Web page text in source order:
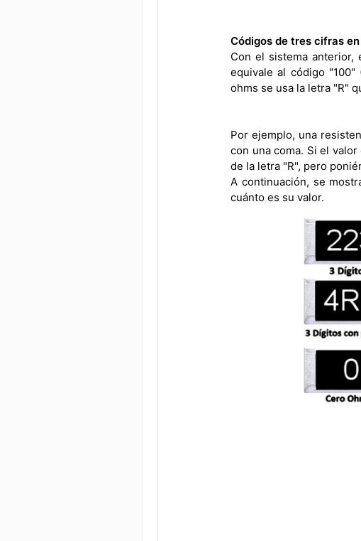
Códigos de tres cifras
Con el sistema
equivale al código
ohms se usa la letra "R"
Por ejemplo, una
con una coma. Si el
de la letra "R", pero
A continuación, se
cuánto es su valor.